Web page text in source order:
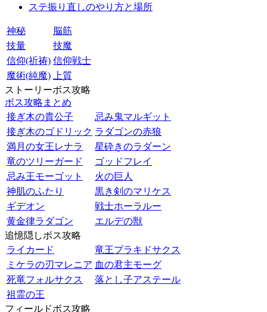
ステ振り直しのやり方と場所
神秘
脳筋
技量
技魔
信仰(祈祷) 信仰戦士
魔術(純魔)
上質
ストーリーボス攻略
ボス攻略まとめ
接ぎ木の貴公子
忌み鬼マルギット
接ぎ木のゴドリック ラダゴンの赤狼
満月の女王レナラ
星砕きのラダーン
竜のツリーガード
ゴッドフレイ
忌み王モーゴット
火の巨人
神肌のふたり
黒き剣のマリケス
ギデオン
戦士ホーラルー
黄金律ラダゴン
エルデの獣
追憶隠しボス攻略
ライカード
竜王プラキドサクス
ミケラの刃マレニア 血の君主モーグ
死竜フォルサクス
落とし子アステール
祖霊の王
フィールドボス攻略